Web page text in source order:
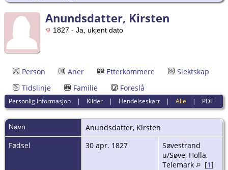
Anundsdatter, Kirsten
1827 - Ja, ukjent dato
Person Aner Etterkommere
Slektskap
Tidslinje
Familie Foreslå
Personlig informasjon | Kilder | Hendelseskart |Alle | PDF
Navn Anundsdatter, Kirsten
Fødsel
30 apr. 1827
Søvestrand
u/Søve, Holla,
Telemark
[1]